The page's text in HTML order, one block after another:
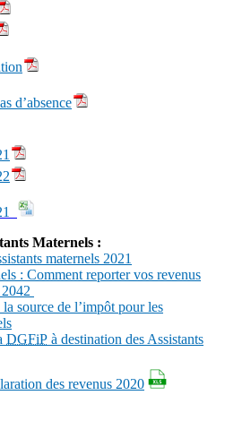
d’absence
Maternels :
maternels 2021
: Comment reporter vos revenus
source de l’impôt pour les
DGFiP à destination des Assistants
des revenus 2020